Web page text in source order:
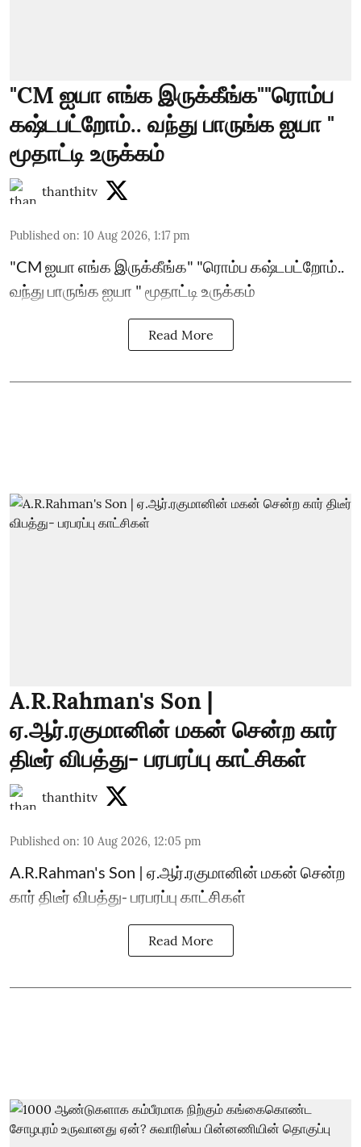
"CM ஐயா எங்க இருக்கீங்க""ரொம்ப
கஷ்டபட்றோம்.. வந்து பாருங்க ஐயா "
மூதாட்டி உருக்கம்
thanthitv
Published on: 10 Aug 2026, 1:17 pm
"CM ஐயா எங்க இருக்கீங்க" "ரொம்ப கஷ்டபட்றோம்..
வந்து பாருங்க ஐயா " மூதாட்டி உருக்கம்
Read More
A.R.Rahman's Son |
ஏ.ஆர்.ரகுமானின் மகன் சென்ற கார்
திடீர் விபத்து- பரபரப்பு காட்சிகள்
thanthitv
Published on: 10 Aug 2026, 12:05 pm
A.R.Rahman's Son | ஏ.ஆர்.ரகுமானின் மகன் சென்ற
கார் திடீர் விபத்து- பரபரப்பு காட்சிகள்
Read More